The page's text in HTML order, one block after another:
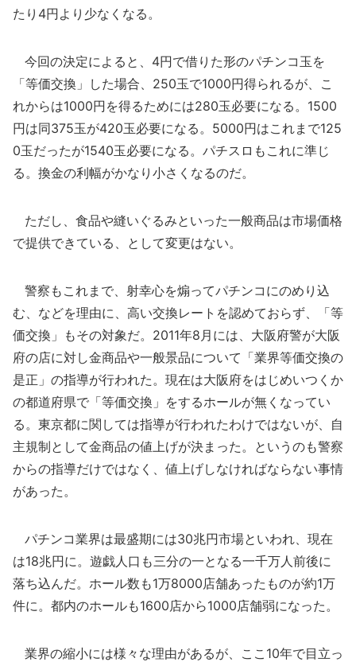
たり4円より少なくなる。
今回の決定によると、4円で借りた形のパチンコ玉を
「等価交換」した場合、250玉で1000円得られるが、こ
れからは1000円を得るためには280玉必要になる。1500
円は同375玉が420玉必要になる。5000円はこれまで125
0玉だったが1540玉必要になる。パチスロもこれに準じ
る。換金の利幅がかなり小さくなるのだ。
ただし、食品や縫いぐるみといった一般商品は市場価格
で提供できている、として変更はない。
警察もこれまで、射幸心を煽ってパチンコにのめり込
む、などを理由に、高い交換レートを認めておらず、「等
価交換」もその対象だ。2011年8月には、大阪府警が大阪
府の店に対し金商品や一般景品について「業界等価交換の
是正」の指導が行われた。現在は大阪府をはじめいつくか
の都道府県で「等価交換」をするホールが無くなってい
る。東京都に関しては指導が行われたわけではないが、自
主規制として金商品の値上げが決まった。というのも警察
からの指導だけではなく、値上げしなければならない事情
があった。
パチンコ業界は最盛期には30兆円市場といわれ、現在
は18兆円に。遊戯人口も三分の一となる一千万人前後に
落ち込んだ。ホール数も1万8000店舗あったものが約1万
件に。都内のホールも1600店から1000店舗弱になった。
業界の縮小には様々な理由があるが、ここ10年で目立っ